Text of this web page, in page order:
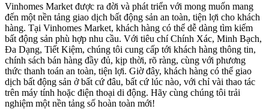
Vinhomes Market được ra đời và phát triển với mong muốn mang
đến một nền tảng giao dịch bất động sản an toàn, tiện lợi cho khách
hàng. Tại Vinhomes Market, khách hàng có thể dễ dàng tìm kiếm
bất động sản phù hợp nhu cầu. Với tiêu chí Chính Xác, Minh Bạch,
Đa Dạng, Tiết Kiệm, chúng tôi cung cấp tới khách hàng thông tin,
chính sách bán hàng đầy đủ, kịp thời, rõ ràng, cùng với phương
thức thanh toán an toàn, tiện lợi. Giờ đây, khách hàng có thể giao
dịch bất động sản ở bất cứ đâu, bất cứ lúc nào, với chỉ vài thao tác
trên máy tính hoặc điện thoại di động. Hãy cùng chúng tôi trải
nghiệm một nền tảng số hoàn toàn mới!